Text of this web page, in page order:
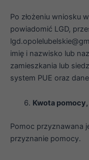
Po złożeniu wniosku
powiadomić LGD,
imię i nazwisko lub
zamieszkania lub
system PUE oraz
Kwota
Pomoc przyznawana
przyznanie pomocy.